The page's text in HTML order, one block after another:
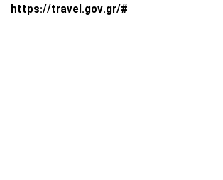
https://travel.gov.gr/#